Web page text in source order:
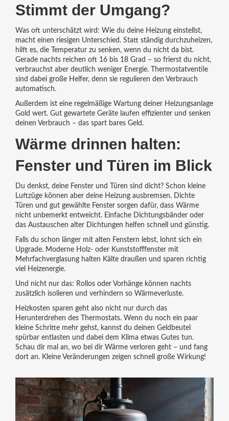
Stimmt der Umgang?
Was oft unterschätzt wird: Wie du deine Heizung einstellst,
macht einen riesigen Unterschied. Statt ständig durchzuheizen,
hilft es, die Temperatur zu senken, wenn du nicht da bist.
Gerade nachts reichen oft 16 bis 18 Grad – so frierst du nicht,
verbrauchst aber deutlich weniger Energie. Thermostatventile
sind dabei große Helfer, denn sie regulieren den Verbrauch
automatisch.
Außerdem ist eine regelmäßige Wartung deiner Heizungsanlage
Gold wert. Gut gewartete Geräte laufen effizienter und senken
deinen Verbrauch – das spart bares Geld.
Wärme drinnen halten:
Fenster und Türen im Blick
Du denkst, deine Fenster und Türen sind dicht? Schon kleine
Luftzüge können aber deine Heizung ausbremsen. Dichte
Türen und gut gewählte Fenster sorgen dafür, dass Wärme
nicht unbemerkt entweicht. Einfache Dichtungsbänder oder
das Austauschen alter Dichtungen helfen schnell und günstig.
Falls du schon länger mit alten Fenstern lebst, lohnt sich ein
Upgrade. Moderne Holz- oder Kunststofffenster mit
Mehrfachverglasung halten Kälte draußen und sparen richtig
viel Heizenergie.
Und nicht nur das: Rollos oder Vorhänge können nachts
zusätzlich isolieren und verhindern so Wärmeverluste.
Heizkosten sparen geht also nicht nur durch das
Herunterdrehen des Thermostats. Wenn du noch ein paar
kleine Schritte mehr gehst, kannst du deinen Geldbeutel
spürbar entlasten und dabei dem Klima etwas Gutes tun.
Schau dir mal an, wo bei dir Wärme verloren geht – und fang
dort an. Kleine Veränderungen zeigen schnell große Wirkung!